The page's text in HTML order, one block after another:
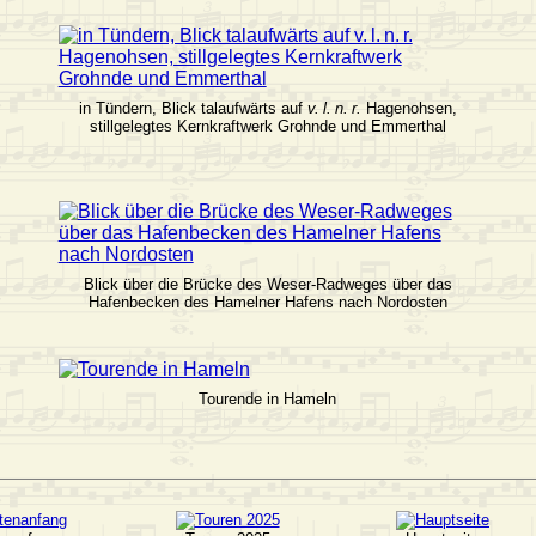
in Tündern, Blick talaufwärts auf v. l. n. r. Hagenohsen,
stillgelegtes Kernkraftwerk Grohnde und Emmerthal
Blick über die Brücke des Weser-Radweges über das
Hafenbecken des Hamelner Hafens nach Nordosten
Tourende in Hameln